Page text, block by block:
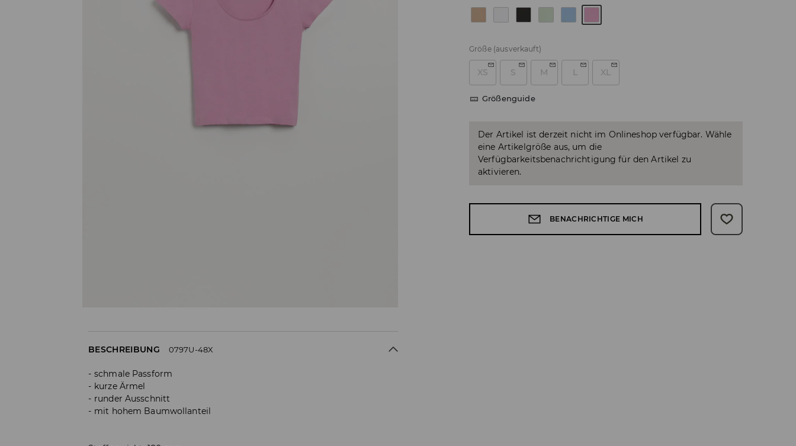
Größe (ausverkauft)
XS S M L XL
Größenguide
Der Artikel ist derzeit nicht im Onlineshop verfügbar. Wähle
eine Artikelgröße aus, um die
Verfügbarkeitsbenachrichtigung für den Artikel zu
aktivieren.
BENACHRICHTIGE MICH
BESCHREIBUNG 0797U-48X
schmale Passform
kurze Ärmel
runder Ausschnitt
mit hohem Baumwollanteil